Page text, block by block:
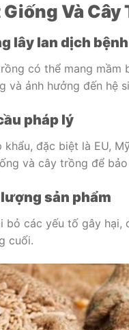
Giống Và
lây lan dịch bệnh
có thể mang mầm
và ảnh hưởng đến hệ
pháp lý
khẩu, đặc biệt là EU,
và cây trồng để
sản phẩm
bỏ các yếu tố gây
cuối.